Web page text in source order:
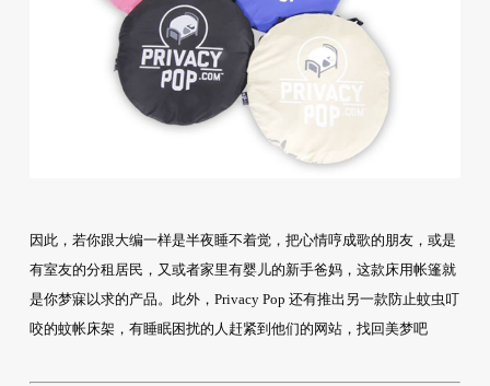
因此，若你跟大编一样是半夜睡不着觉，把心情哼成歌的朋友，或是
有室友的分租居民，又或者家里有婴儿的新手爸妈，这款床用帐篷就
是你梦寐以求的产品。此外，Privacy Pop 还有推出另一款防止蚊虫叮
咬的蚊帐床架，有睡眠困扰的人赶紧到他们的网站，找回美梦吧